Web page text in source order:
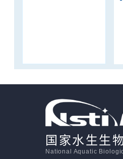
国家水生生
National Aquatic